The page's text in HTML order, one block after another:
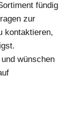
fündig
zur
kontaktieren,
wünschen